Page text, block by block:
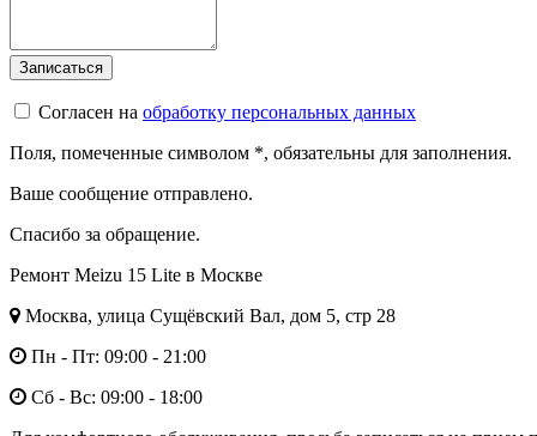
Согласен на обработку персональных данных
Поля, помеченные символом *, обязательны для заполнения.
Ваше сообщение отправлено.
Спасибо за обращение.
Ремонт Meizu 15 Lite в Москве
Москва, улица Сущёвский Вал, дом 5, стр 28
Пн - Пт: 09:00 - 21:00
Сб - Вс: 09:00 - 18:00